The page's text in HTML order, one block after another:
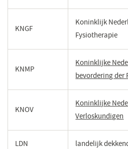
KNGF
Koninklijk
Fysiotherapie
KNMP
Koninklijke
bevordering der
KNOV
Koninklijke
Verloskundigen
LDN landelijk